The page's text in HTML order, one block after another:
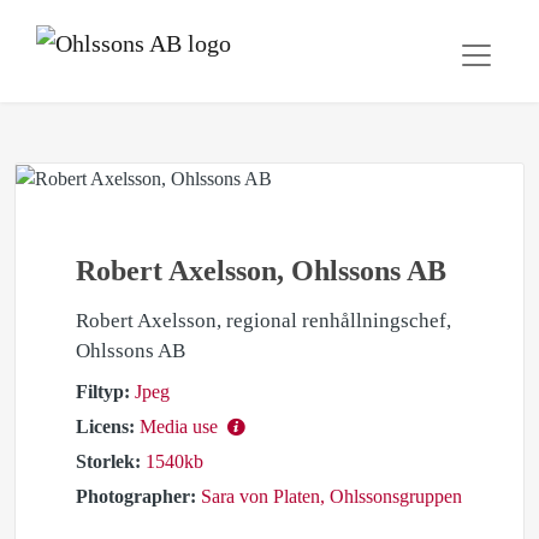
Robert Axelsson, Ohlssons AB
Robert Axelsson, regional renhållningschef,
Ohlssons AB
Filtyp: Jpeg
Licens: Media use
Storlek: 1540kb
Photographer: Sara von Platen, Ohlssonsgruppen